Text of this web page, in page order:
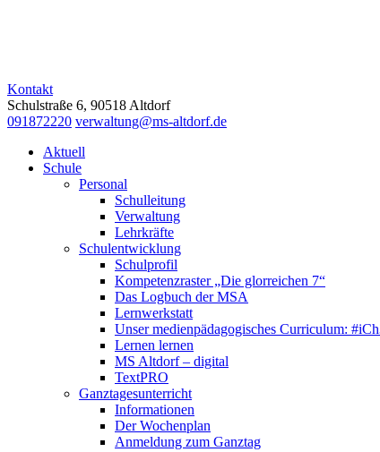
Kontakt
Schulstraße 6, 90518 Altdorf
091872220 verwaltung@ms-altdorf.de
Aktuell
Schule
Personal
Schulleitung
Verwaltung
Lehrkräfte
Schulentwicklung
Schulprofil
Kompetenzraster „Die glorreichen 7“
Das Logbuch der MSA
Lernwerkstatt
Unser medienpädagogisches Curriculum:
Lernen lernen
MS Altdorf – digital
TextPRO
Ganztagesunterricht
Informationen
Der Wochenplan
Anmeldung zum Ganztag